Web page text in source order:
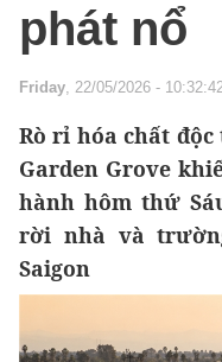
phát nổ
Friday, 22/05/2026 -
Rò rỉ hóa chất
Garden Grove
hành hôm thứ
rời nhà và
Saigon